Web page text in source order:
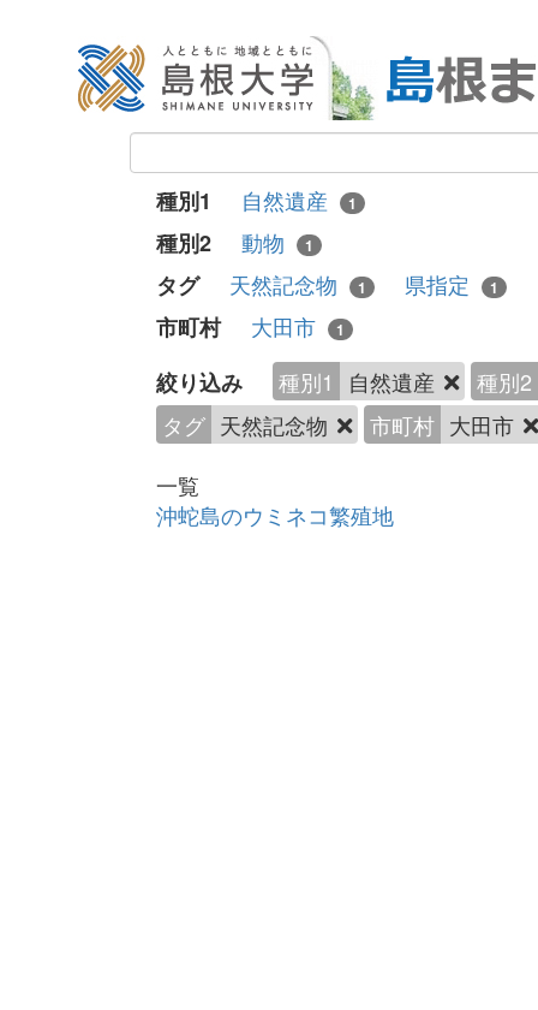
種別1 自然遺産 1
種別2 動物 1
タグ 天然記念物 1 県指定 1
市町村 大田市 1
絞り込み 種別1 自然遺産
種別2
タグ 天然記念物 市町村 大田市
一覧
沖蛇島のウミネコ繁殖地